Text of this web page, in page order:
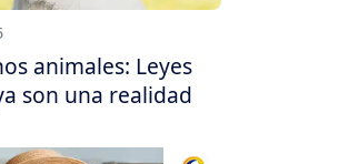
animales: Leyes
son una realidad